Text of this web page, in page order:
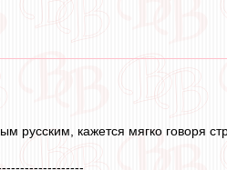
русским, кажется мягко говоря